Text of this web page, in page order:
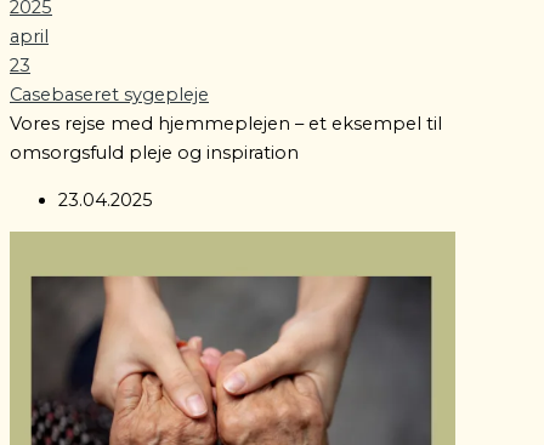
2025
april
23
Casebaseret sygepleje
Vores rejse med hjemmeplejen – et eksempel til
omsorgsfuld pleje og inspiration
23.04.2025